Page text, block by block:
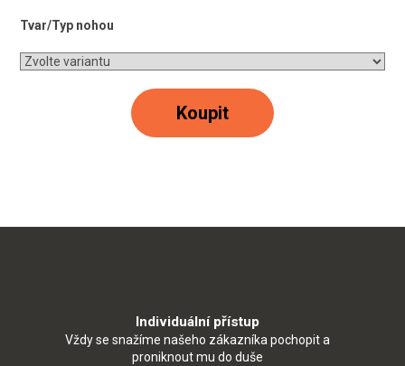
Tvar/Typ nohou
Koupit
Individuální přístup
Vždy se snažíme našeho zákazníka pochopit a
proniknout mu do duše